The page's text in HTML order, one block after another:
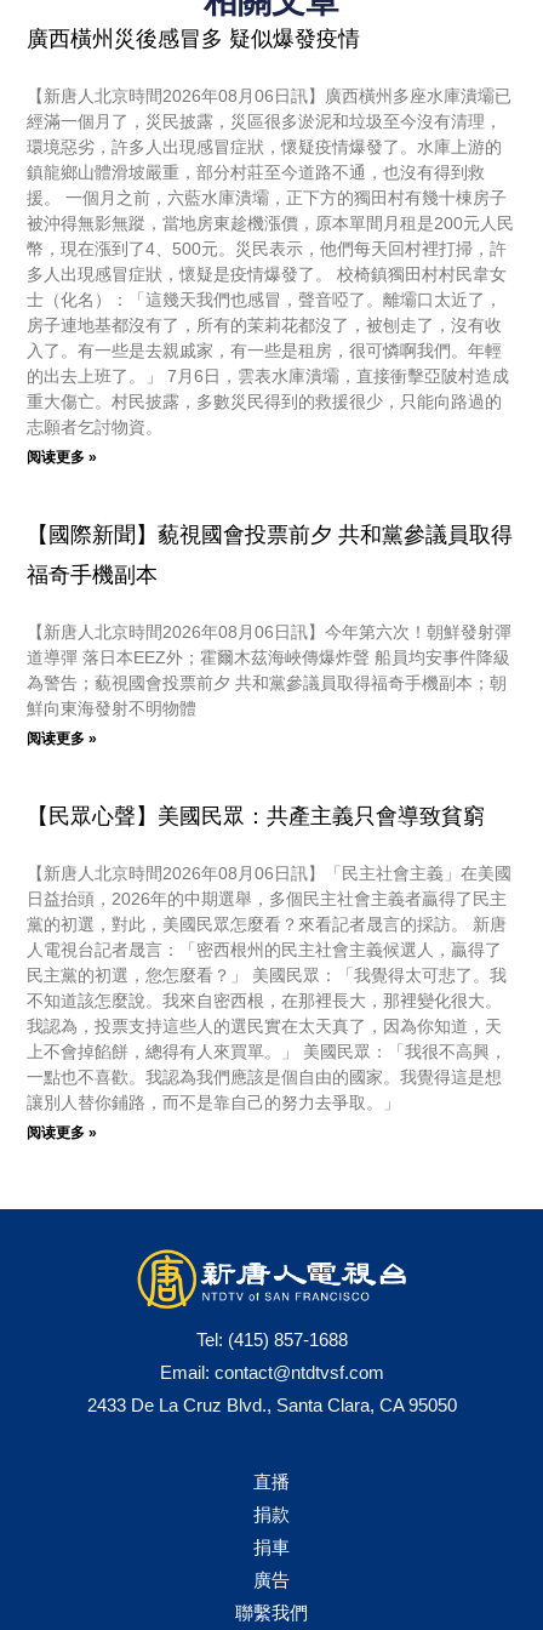
廣西橫州災後感冒多 疑似爆發疫情
【新唐人北京時間2026年08月06日訊】廣西橫州多座水庫潰壩已
經滿一個月了，災民披露，災區很多淤泥和垃圾至今沒有清理，
環境惡劣，許多人出現感冒症狀，懷疑疫情爆發了。水庫上游的
鎮龍鄉山體滑坡嚴重，部分村莊至今道路不通，也沒有得到救
援。 一個月之前，六藍水庫潰壩，正下方的獨田村有幾十棟房子
被沖得無影無蹤，當地房東趁機漲價，原本單間月租是200元人民
幣，現在漲到了4、500元。災民表示，他們每天回村裡打掃，許
多人出現感冒症狀，懷疑是疫情爆發了。 校椅鎮獨田村村民韋女
士（化名）：「這幾天我們也感冒，聲音啞了。離壩口太近了，
房子連地基都沒有了，所有的茉莉花都沒了，被刨走了，沒有收
入了。有一些是去親戚家，有一些是租房，很可憐啊我們。年輕
的出去上班了。」 7月6日，雲表水庫潰壩，直接衝擊亞陂村造成
重大傷亡。村民披露，多數災民得到的救援很少，只能向路過的
志願者乞討物資。
阅读更多 »
【國際新聞】藐視國會投票前夕 共和黨參議員取得
福奇手機副本
【新唐人北京時間2026年08月06日訊】今年第六次！朝鮮發射彈
道導彈 落日本EEZ外；霍爾木茲海峽傳爆炸聲 船員均安事件降級
為警告；藐視國會投票前夕 共和黨參議員取得福奇手機副本；朝
鮮向東海發射不明物體
阅读更多 »
【民眾心聲】美國民眾：共產主義只會導致貧窮
【新唐人北京時間2026年08月06日訊】「民主社會主義」在美國
日益抬頭，2026年的中期選舉，多個民主社會主義者贏得了民主
黨的初選，對此，美國民眾怎麼看？來看記者晟言的採訪。 新唐
人電視台記者晟言：「密西根州的民主社會主義候選人，贏得了
民主黨的初選，您怎麼看？」 美國民眾：「我覺得太可悲了。我
不知道該怎麼說。我來自密西根，在那裡長大，那裡變化很大。
我認為，投票支持這些人的選民實在太天真了，因為你知道，天
上不會掉餡餅，總得有人來買單。」 美國民眾：「我很不高興，
一點也不喜歡。我認為我們應該是個自由的國家。我覺得這是想
讓別人替你鋪路，而不是靠自己的努力去爭取。」
阅读更多 »
Tel: (415) 857-1688
Email: contact@ntdtvsf.com
2433 De La Cruz Blvd., Santa Clara, CA 95050
直播
捐款
捐車
廣告
聯繫我們